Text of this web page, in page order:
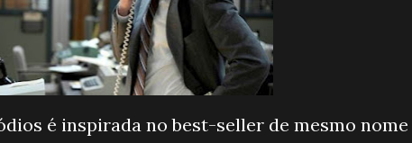
é inspirada no best-seller de mesmo nome